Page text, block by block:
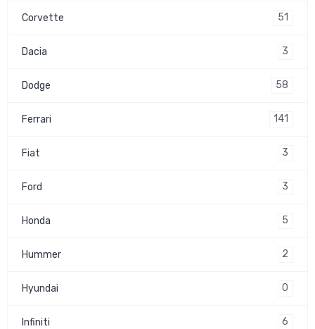
Corvette 51
Dacia 3
Dodge 58
Ferrari 141
Fiat 3
Ford 3
Honda 5
Hummer 2
Hyundai 0
Infiniti 6